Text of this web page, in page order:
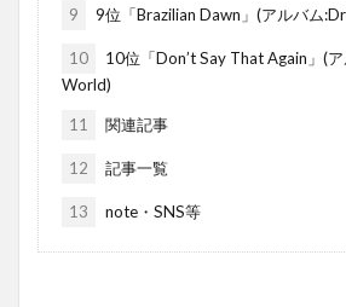
9 9位「Brazilian Dawn」(アルバム
10
10位「Don’t Say That Again」(
World)
11 関連記事
12 記事一覧
13 note・SNS等